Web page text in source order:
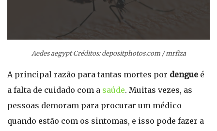
Aedes aegypt Créditos: depositphotos.com / mrfiza
A principal razão para tantas mortes por dengue é
a falta de cuidado com a saúde. Muitas vezes, as
pessoas demoram para procurar um médico
quando estão com os sintomas, e isso pode fazer a